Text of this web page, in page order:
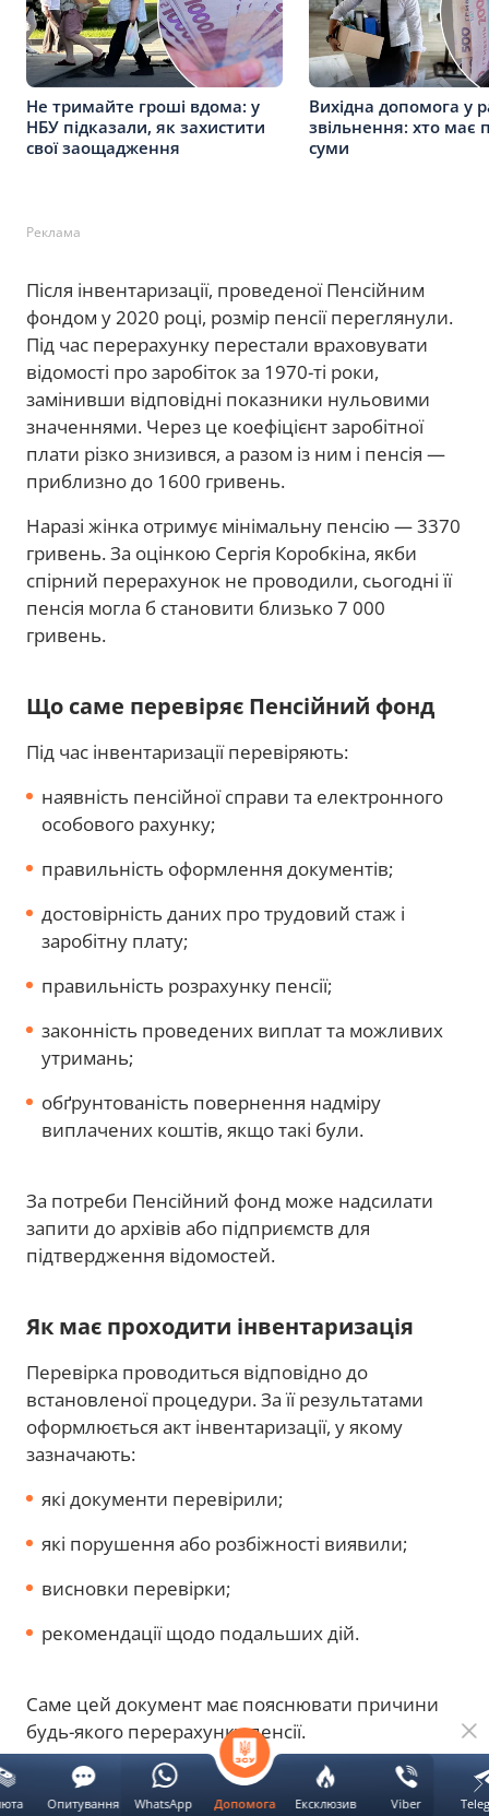
Не тримайте гроші вдома: у
НБУ підказали, як захистити
свої заощадження
Вихідна допомога у
звільнення: хто має
суми
Реклама
Після інвентаризації, проведеної Пенсійним
фондом у 2020 році, розмір пенсії переглянули.
Під час перерахунку перестали враховувати
відомості про заробіток за 1970-ті роки,
замінивши відповідні показники нульовими
значеннями. Через це коефіцієнт заробітної
плати різко знизився, а разом із ним і пенсія —
приблизно до 1600 гривень.
Наразі жінка отримує мінімальну пенсію — 3370
гривень. За оцінкою Сергія Коробкіна, якби
спірний перерахунок не проводили, сьогодні її
пенсія могла б становити близько 7 000
гривень.
Що саме перевіряє Пенсійний фонд
Під час інвентаризації перевіряють:
наявність пенсійної справи та електронного
особового рахунку;
правильність оформлення документів;
достовірність даних про трудовий стаж і
заробітну плату;
правильність розрахунку пенсії;
законність проведених виплат та можливих
утримань;
обґрунтованість повернення надміру
виплачених коштів, якщо такі були.
За потреби Пенсійний фонд може надсилати
запити до архівів або підприємств для
підтвердження відомостей.
Як має проходити інвентаризація
Перевірка проводиться відповідно до
встановленої процедури. За її результатами
оформлюється акт інвентаризації, у якому
зазначають:
які документи перевірили;
які порушення або розбіжності виявили;
висновки перевірки;
рекомендації щодо подальших дій.
Саме цей документ має пояснювати причини
будь-якого перерахунку пенсії.
Що робити, якщо пенсію зменшили
Допомога Ексклюзив Viber
Опитування WhatsApp